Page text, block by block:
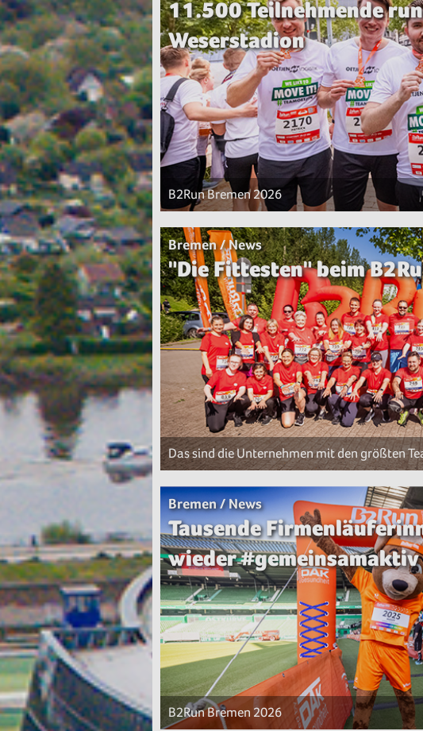
11.500 Teilnehmende
Weserstadion
B2Run Bremen 2026
Bremen / News
"Die Fittesten" beim
Das sind die Unternehmen mit den größten
Bremen / News
Tausende
wieder #gemeinsamaktiv
B2Run Bremen 2026